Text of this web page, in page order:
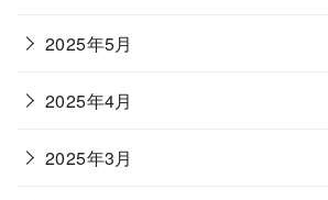
2025年5月
2025年4月
2025年3月